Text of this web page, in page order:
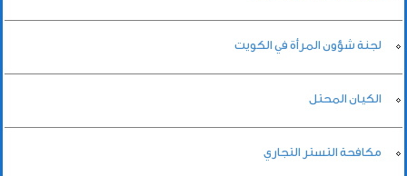
لجنة شؤون المرأة في الكويت
الكيان المحتل
مكافحة التستر التجاري